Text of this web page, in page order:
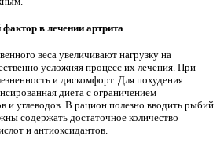
в лечении артрита
веса увеличивают нагрузку на
усложняя процесс их лечения. При
и дискомфорт. Для похудения
диета с ограничением
и углеводов. В рацион полезно вводить рыбий
содержать достаточное количество
и антиоксидантов.